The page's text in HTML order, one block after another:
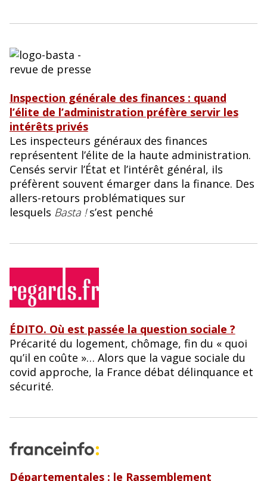
Inspection générale des finances : quand
l’élite de l’administration préfère servir les
intérêts privés
Les inspecteurs généraux des finances
représentent l’élite de la haute administration.
Censés servir l’État et l’intérêt général, ils
préfèrent souvent émarger dans la finance. Des
allers-retours problématiques sur
lesquels Basta !s’est penché
ÉDITO. Où est passée la question sociale ?
Précarité du logement, chômage, fin du « quoi
qu’il en coûte »… Alors que la vague sociale du
covid approche, la France débat délinquance et
sécurité.
Départementales : le Rassemblement